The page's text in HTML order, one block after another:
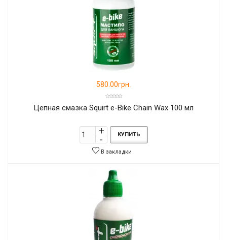
580.00грн.
Цепная смазка Squirt e-Bike Chain Wax 100 мл
КУПИТЬ
В закладки